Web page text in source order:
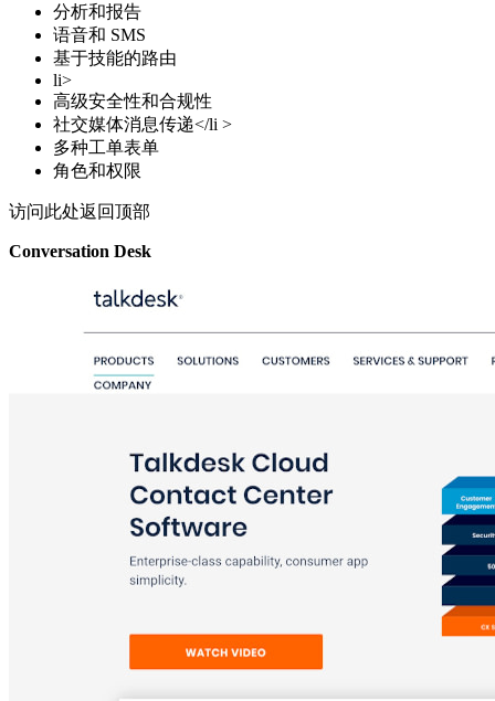
分析和报告
语音和 SMS
基于技能的路由
li>
高级安全性和合规性
社交媒体消息传递</li >
多种工单表单
角色和权限
访问此处返回顶部
Conversation Desk